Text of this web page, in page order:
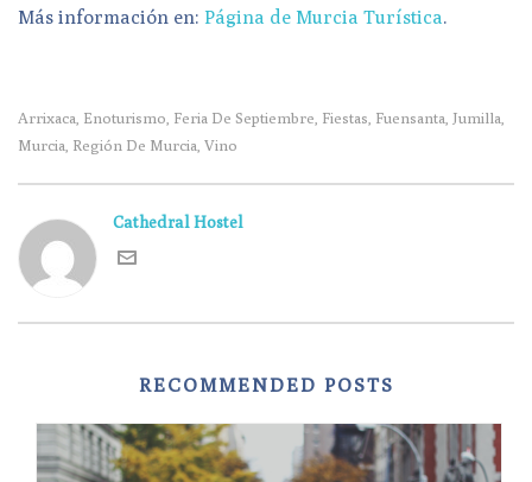
Más información en: Página de Murcia Turística.
Arrixaca Enoturismo Feria De Septiembre Fiestas Fuensanta Jumilla
Murcia Región De Murcia Vino
Cathedral Hostel
RECOMMENDED POSTS